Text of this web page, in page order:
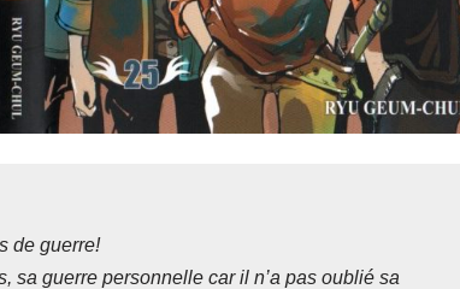
de guerre!
sa guerre personnelle car il n’a pas oublié sa